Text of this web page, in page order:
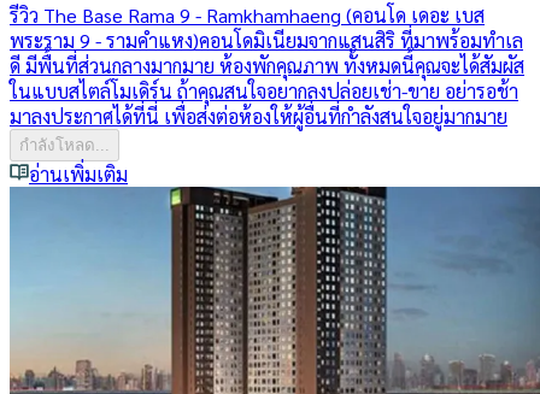
รีวิว The Base Rama 9 - Ramkhamhaeng (คอนโด เดอะ เบส
พระราม 9 - รามคำแหง)คอนโดมิเนียมจากแสนสิริ ที่มาพร้อมทำเล
ดี มีพื้นที่ส่วนกลางมากมาย ห้องพักคุณภาพ ทั้งหมดนี้คุณจะได้สัมผัส
ในแบบสไตล์โมเดิร์น ถ้าคุณสนใจอยากลงปล่อยเช่า-ขาย อย่ารอช้า
มาลงประกาศได้ที่นี่ เพื่อส่งต่อห้องให้ผู้อื่นที่กำลังสนใจอยู่มากมาย
กำลังโหลด...
อ่านเพิ่มเติม